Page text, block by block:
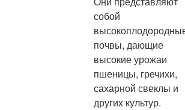
собой
почвы, дающие
высокие урожаи
пшеницы, гречихи,
сахарной свеклы и
других культур.